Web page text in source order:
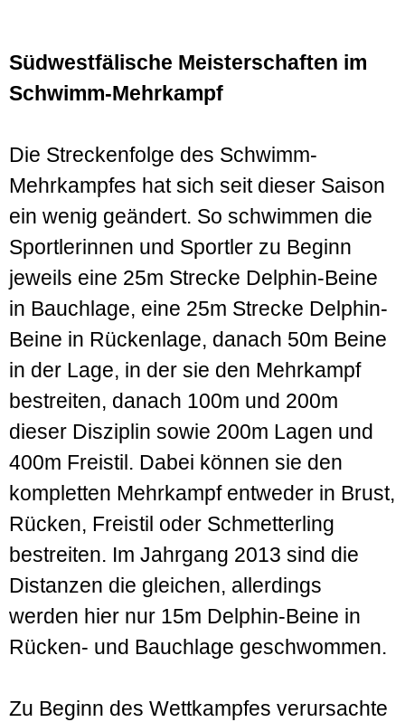
Südwestfälische Meisterschaften im
Schwimm-Mehrkampf
Die Streckenfolge des Schwimm-
Mehrkampfes hat sich seit dieser Saison
ein wenig geändert. So schwimmen die
Sportlerinnen und Sportler zu Beginn
jeweils eine 25m Strecke Delphin-Beine
in Bauchlage, eine 25m Strecke Delphin-
Beine in Rückenlage, danach 50m Beine
in der Lage, in der sie den Mehrkampf
bestreiten, danach 100m und 200m
dieser Disziplin sowie 200m Lagen und
400m Freistil. Dabei können sie den
kompletten Mehrkampf entweder in Brust,
Rücken, Freistil oder Schmetterling
bestreiten. Im Jahrgang 2013 sind die
Distanzen die gleichen, allerdings
werden hier nur 15m Delphin-Beine in
Rücken- und Bauchlage geschwommen.
Zu Beginn des Wettkampfes verursachte